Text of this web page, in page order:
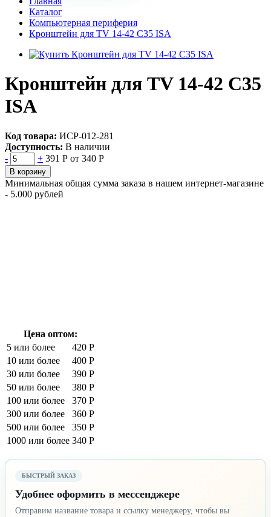
Каталог
Компьютерная периферия
Кронштейн для TV 14-42 C35 ISA
Кронштейн для TV 14-42 C35
ISA
Код товара: ИСР-012-281
Доступность: В наличии
-
+ 391 Р от 340 Р
В корзину
Минимальная общая сумма заказа в нашем интернет-магазине
- 5.000 рублей
Цена оптом:
5 или более
420 Р
10 или более
400 Р
30 или более
390 Р
50 или более
380 Р
100 или более
370 Р
300 или более
360 Р
500 или более
350 Р
1000 или более 340 Р
БЫСТРЫЙ ЗАКАЗ
Удобнее оформить в мессенджере
Отправим название товара и ссылку менеджеру, чтобы вы